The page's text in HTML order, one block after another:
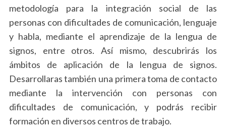
metodología para la integración social de las
personas con dificultades de comunicación, lenguaje
y habla, mediante el aprendizaje de la lengua de
signos, entre otros. Así mismo, descubrirás los
ámbitos de aplicación de la lengua de signos.
Desarrollaras también una primera toma de contacto
mediante la intervención con personas con
dificultades de comunicación, y podrás recibir
formación en diversos centros de trabajo.